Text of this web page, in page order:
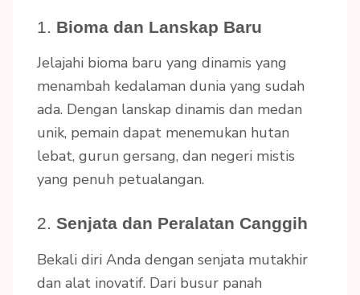
1. Bioma dan Lanskap Baru
Jelajahi bioma baru yang dinamis yang
menambah kedalaman dunia yang sudah
ada. Dengan lanskap dinamis dan medan
unik, pemain dapat menemukan hutan
lebat, gurun gersang, dan negeri mistis
yang penuh petualangan.
2. Senjata dan Peralatan Canggih
Bekali diri Anda dengan senjata mutakhir
dan alat inovatif. Dari busur panah